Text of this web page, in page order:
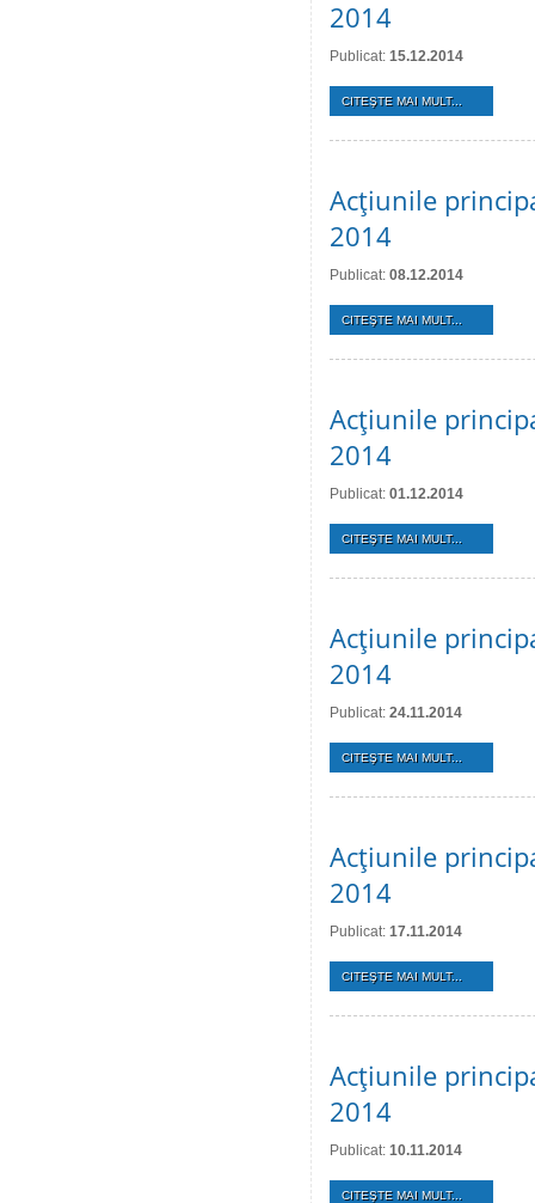
2014
Publicat: 15.12.2014
CITEŞTE MAI MULT...
Acţiunile
2014
Publicat: 08.12.2014
CITEŞTE MAI MULT...
Acţiunile
2014
Publicat: 01.12.2014
CITEŞTE MAI MULT...
Acţiunile
2014
Publicat: 24.11.2014
CITEŞTE MAI MULT...
Acţiunile
2014
Publicat: 17.11.2014
CITEŞTE MAI MULT...
Acţiunile
2014
Publicat: 10.11.2014
CITEŞTE MAI MULT...